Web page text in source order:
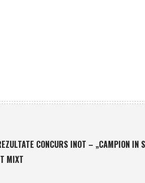
CONCURS INOT – „CAMPION IN
MIXT